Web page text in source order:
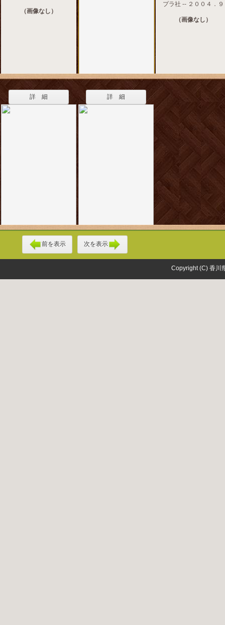
（画像なし）
プラ社 -- ２００４．９
（画像なし）
詳 細 詳 細
前を表示 次を表示
Copyright (C) 香川